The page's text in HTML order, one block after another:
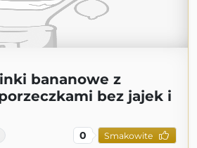
bananowe z
bez jajek i
0 Smakowite